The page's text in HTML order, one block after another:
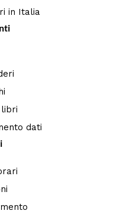
in Italia
libri
dati